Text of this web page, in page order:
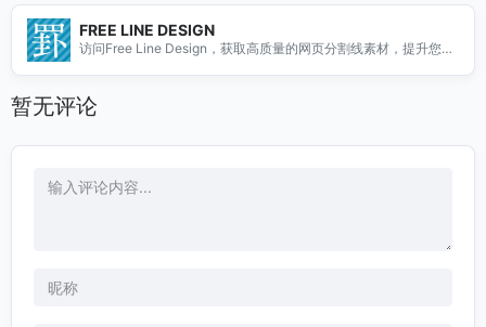
FREE LINE DESIGN
访问Free Line Design，获取高质量的网页分割线素材，提升您的
暂无评论